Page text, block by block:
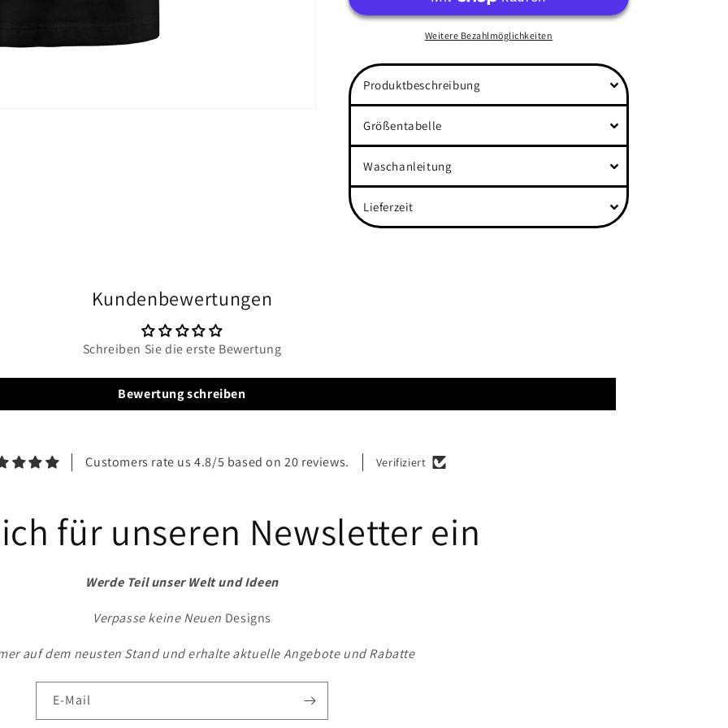
Oversized
Oversized
T-
Weitere Bezahlmöglichkeiten
Produktbeschreibung
Größentabelle
Waschanleitung
Lieferzeit
Kundenbewertungen
Schreiben Sie die erste Bewertung
Bewertung schreiben
Customers rate us 4.8/5 based on 20 reviews. Verifiziert
für unseren Newsletter ein
Werde Teil unser Welt und Ideen
Verpasse keine Neuen Designs
auf dem neusten Stand und erhalte aktuelle Angebote und Rabatte
E-Mail